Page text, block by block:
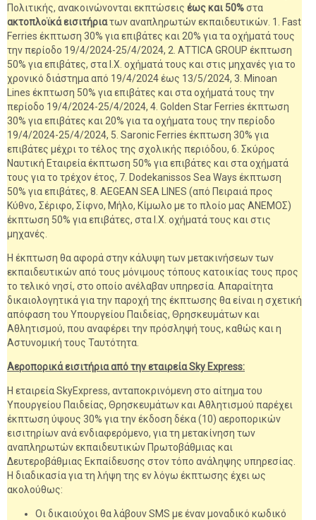
Πολιτικής, ανακοινώνονται εκπτώσεις έως και 50%στα
ακτοπλοϊκά εισιτήριατων αναπληρωτών εκπαιδευτικών. 1. Fast
Ferries έκπτωση 30% για επιβάτες και 20% για τα οχήματά τους
την περίοδο 19/4/2024-25/4/2024, 2. ΑΤΤΙCA GROUP έκπτωση
50% για επιβάτες, στα Ι.Χ. οχήματά τους και στις μηχανές για το
χρονικό διάστημα από 19/4/2024 έως 13/5/2024, 3. Minoan
Lines έκπτωση 50% για επιβάτες και στα οχήματά τους την
περίοδο 19/4/2024-25/4/2024, 4. Golden Star Ferries έκπτωση
30% για επιβάτες και 20% για τα οχήματα τους την περίοδο
19/4/2024-25/4/2024, 5. Saronic Ferries έκπτωση 30% για
επιβάτες μέχρι το τέλος της σχολικής περιόδου, 6. Σκύρος
Ναυτική Εταιρεία έκπτωση 50% για επιβάτες και στα οχήματά
τους για το τρέχον έτος, 7. Dodekanissos Sea Ways έκπτωση
50% για επιβάτες, 8. AEGEAN SEA LINES (από Πειραιά προς
Κύθνο, Σέριφο, Σίφνο, Μήλο, Κίμωλο με το πλοίο μας ΑΝΕΜΟΣ)
έκπτωση 50% για επιβάτες, στα Ι.Χ. οχήματά τους και στις
μηχανές.
Η έκπτωση θα αφορά στην κάλυψη των μετακινήσεων των
εκπαιδευτικών από τους μόνιμους τόπους κατοικίας τους προς
το τελικό νησί, στο οποίο ανέλαβαν υπηρεσία. Απαραίτητα
δικαιολογητικά για την παροχή της έκπτωσης θα είναι η σχετική
απόφαση του Υπουργείου Παιδείας, Θρησκευμάτων και
Αθλητισμού, που αναφέρει την πρόσληψή τους, καθώς και η
Αστυνομική τους Ταυτότητα.
Αεροπορικά εισιτήρια από την εταιρεία Sky Express:
H εταιρεία SkyExpress, ανταποκρινόμενη στο αίτημα του
Υπουργείου Παιδείας, Θρησκευμάτων και Αθλητισμού παρέχει
έκπτωση ύψους 30% για την έκδοση δέκα (10) αεροπορικών
εισιτηρίων ανά ενδιαφερόμενο, για τη μετακίνηση των
αναπληρωτών εκπαιδευτικών Πρωτοβάθμιας και
Δευτεροβάθμιας Εκπαίδευσης στον τόπο ανάληψης υπηρεσίας.
Η διαδικασία για τη λήψη της εν λόγω έκπτωσης έχει ως
ακολούθως:
Οι δικαιούχοι θα λάβουν SMS με έναν μοναδικό κωδικό